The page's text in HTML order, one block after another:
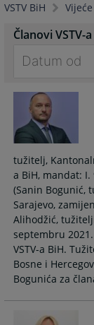
VSTV BiH Vijeće
Članovi VSTV-
forward
interact
with
the
calendar
and
select
a
date.
Press
the
question
mark
tužitelj,
a BiH, mandat: I.
(Sanin Bogunić,
Sarajevo,
Alihodžić,
septembru
VSTV-a BiH.
Bosne i
Bogunića za